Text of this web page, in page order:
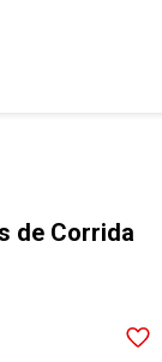
de Corrida